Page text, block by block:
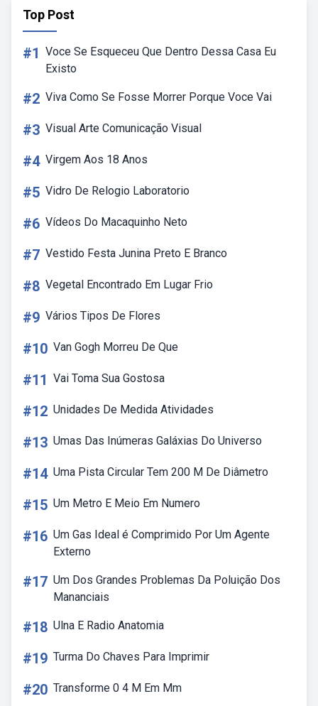
Top Post
#1 Voce Se Esqueceu Que Dentro Dessa Casa Eu
Existo
#2 Viva Como Se Fosse Morrer Porque Voce Vai
#3 Visual Arte Comunicação Visual
#4 Virgem Aos 18 Anos
#5 Vidro De Relogio Laboratorio
#6 Vídeos Do Macaquinho Neto
#7 Vestido Festa Junina Preto E Branco
#8 Vegetal Encontrado Em Lugar Frio
#9 Vários Tipos De Flores
#10 Van Gogh Morreu De Que
#11 Vai Toma Sua Gostosa
#12 Unidades De Medida Atividades
#13 Umas Das Inúmeras Galáxias Do Universo
#14 Uma Pista Circular Tem 200 M De Diâmetro
#15 Um Metro E Meio Em Numero
#16 Um Gas Ideal é Comprimido Por Um Agente
Externo
#17 Um Dos Grandes Problemas Da Poluição Dos
Mananciais
#18 Ulna E Radio Anatomia
#19 Turma Do Chaves Para Imprimir
#20 Transforme 0 4 M Em Mm